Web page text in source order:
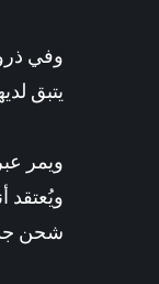
وفي
يتبق
ويمر
ويُعتقد
شحن